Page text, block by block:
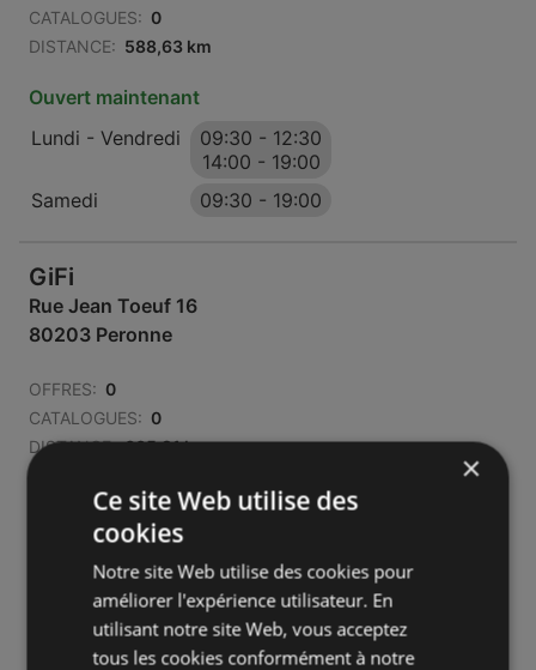
CATALOGUES: 0
DISTANCE: 588,63 km
Ouvert maintenant
Lundi - Vendredi
09:30 - 12:30
14:00 - 19:00
Samedi
09:30 - 19:00
GiFi
Rue Jean Toeuf 16
80203 Peronne
OFFRES: 0
CATALOGUES: 0
DISTANCE: 605,91 km
Ouvert maintenant
Lundi - Samedi
Dimanche
14:00-18:30
×
Ce site Web utilise des
cookies
Notre site Web utilise des cookies pour
améliorer l'expérience utilisateur. En
utilisant notre site Web, vous acceptez
tous les cookies conformément à notre